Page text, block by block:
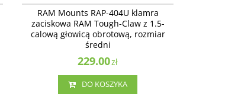
RAP-404U - klamra zaciskowa RAM Tough-
Claw™ z 1.5-calową głowicą obrotową, rozmiar
średni.
RAM Mounts RAP-404U klamra
zaciskowa RAM Tough-Claw z 1.5-
calową głowicą obrotową, rozmiar
średni
229.00zł
DO KOSZYKA